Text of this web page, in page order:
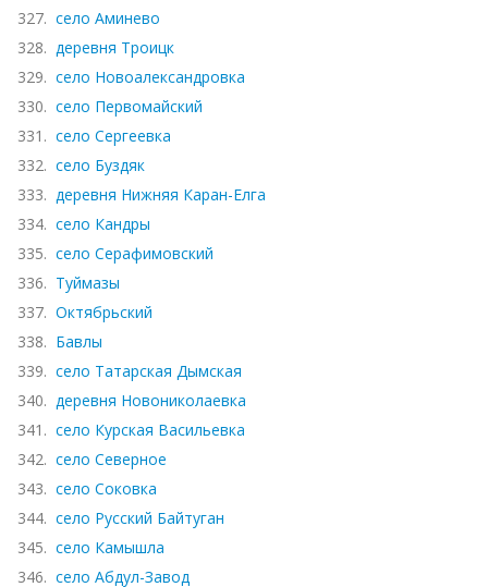
327. село Аминево
328. деревня Троицк
329. село Новоалександровка
330. село Первомайский
331. село Сергеевка
332. село Буздяк
333. деревня Нижняя Каран-Елга
334. село Кандры
335. село Серафимовский
336. Туймазы
337. Октябрьский
338. Бавлы
339. село Татарская Дымская
340. деревня Новониколаевка
341. село Курская Васильевка
342. село Северное
343. село Соковка
344. село Русский Байтуган
345. село Камышла
346. село Абдул-Завод